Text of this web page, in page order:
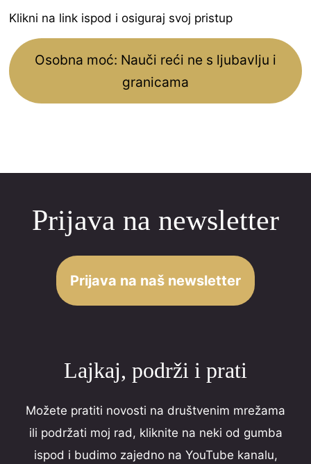
Klikni na link ispod i osiguraj svoj pristup
Osobna moć: Nauči reći ne s ljubavlju i
granicama
Prijava na newsletter
Prijava na naš newsletter
Lajkaj, podrži i prati
Možete pratiti novosti na društvenim mrežama
ili podržati moj rad, kliknite na neki od gumba
ispod i budimo zajedno na YouTube kanalu,